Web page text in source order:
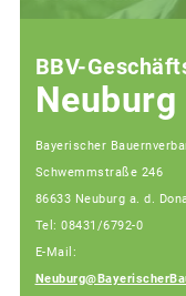
BBV-
Neuburg
Bayerischer
Schwemmstraße 246
86633 Neuburg a. d.
Tel: 08431/6792-0
E-Mail: